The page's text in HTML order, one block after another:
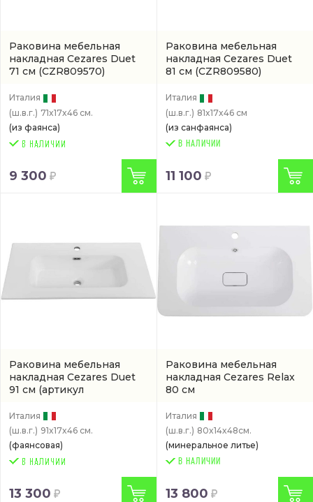
Раковина мебельная
накладная Cezares Duet
71 см (CZR809570)
Италия
(ш.в.г.) 71x17x46 см.
(из фаянса)
9 300
Раковина мебельная
накладная Cezares Duet
81 см (CZR809580)
Италия
(ш.в.г.) 81x17x46 см
(из санфаянса)
В НАЛИЧИИ
11 100
Раковина мебельная
накладная Cezares Duet
91 см (артикул
Италия
(ш.в.г.) 91x17x46 см.
(фаянсовая)
13 300
Раковина мебельная
накладная Cezares Relax
80 см
Италия
(ш.в.г.) 80x14x48см.
(минеральное литье)
В НАЛИЧИИ
13 800